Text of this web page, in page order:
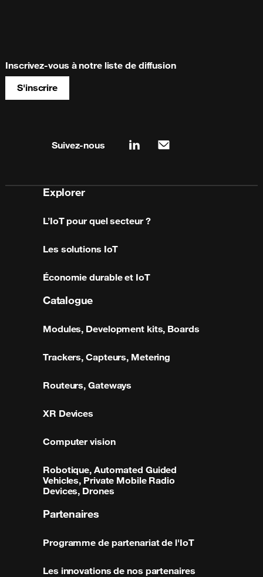
Inscrivez-vous à notre liste de diffusion
S'inscrire
Suivez-nous linkedinmail
Explorer
L’IoT pour quel secteur ?
Les solutions IoT
Économie durable et IoT
Catalogue
Modules, Development kits, Boards
Trackers, Capteurs, Metering
Routeurs, Gateways
XR Devices
Computer vision
Robotique, Automated Guided
Vehicles, Private Mobile Radio
Devices, Drones
Partenaires
Programme de partenariat de l'IoT
Les innovations de nos partenaires